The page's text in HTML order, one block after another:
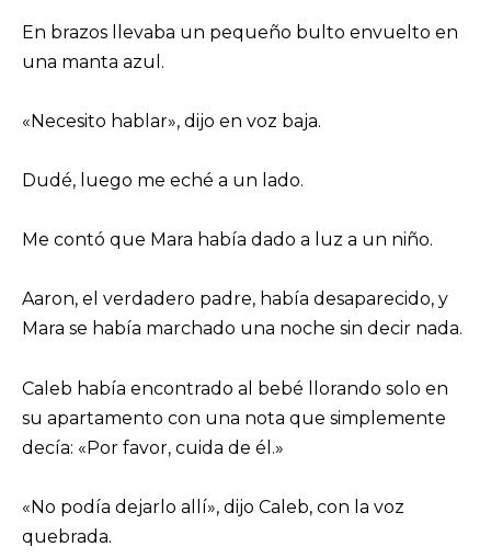
En brazos llevaba un pequeño bulto envuelto en
una manta azul.
«Necesito hablar», dijo en voz baja.
Dudé, luego me eché a un lado.
Me contó que Mara había dado a luz a un niño.
Aaron, el verdadero padre, había desaparecido, y
Mara se había marchado una noche sin decir nada.
Caleb había encontrado al bebé llorando solo en
su apartamento con una nota que simplemente
decía: «Por favor, cuida de él.»
«No podía dejarlo allí», dijo Caleb, con la voz
quebrada.